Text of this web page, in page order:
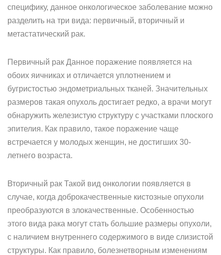
специфику, данное онкологическое заболевание можно
разделить на три вида: первичный, вторичный и
метастатический рак.
Первичный рак Данное поражение появляется на
обоих яичниках и отличается уплотнением и
бугристостью эндометриальных тканей. Значительных
размеров такая опухоль достигает редко, а врачи могут
обнаружить железистую структуру с участками плоского
эпителия. Как правило, такое поражение чаще
встречается у молодых женщин, не достигших 30-
летнего возраста.
Вторичный рак Такой вид онкологии появляется в
случае, когда доброкачественные кистозные опухоли
преобразуются в злокачественные. Особенностью
этого вида рака могут стать большие размеры опухоли,
с наличием внутреннего содержимого в виде слизистой
структуры. Как правило, болезнетворным изменениям